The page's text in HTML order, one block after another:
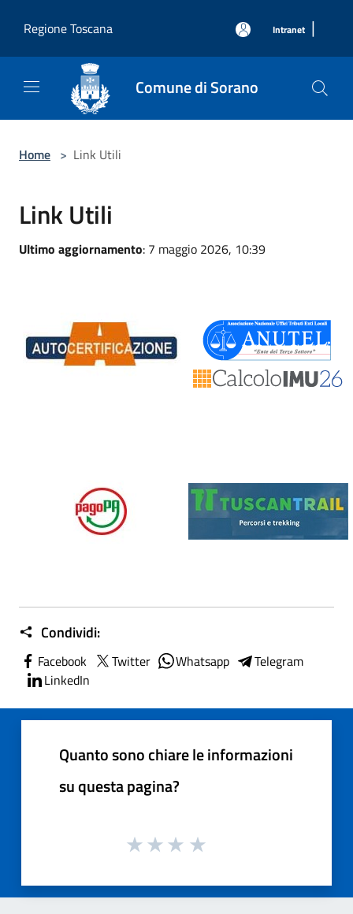
Regione Toscana
Intranet |
Comune di Sorano
Home > Link Utili
Link Utili
Ultimo aggiornamento: 7 maggio 2026, 10:39
Condividi:
Facebook Twitter Whatsapp
Telegram
LinkedIn
Quanto sono chiare le informazioni
su questa pagina?